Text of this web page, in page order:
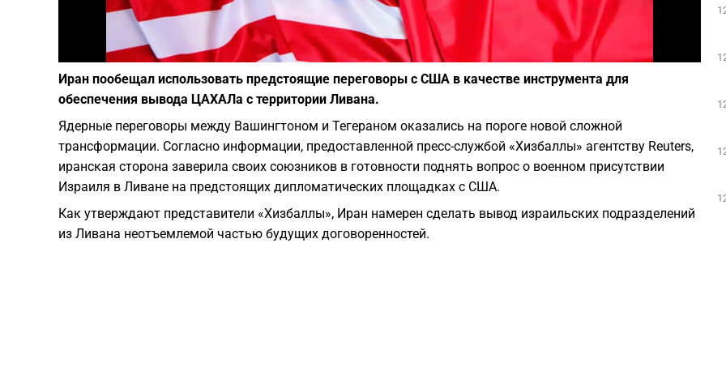
Фото: Depositphotos
Иран пообещал использовать предстоящие переговоры с США в качестве инструмента для
обеспечения вывода ЦАХАЛа с территории Ливана.
Ядерные переговоры между Вашингтоном и Тегераном оказались на пороге новой сложной
трансформации. Согласно информации, предоставленной пресс-службой «Хизбаллы» агентству Reuters,
иранская сторона заверила своих союзников в готовности поднять вопрос о военном присутствии
Израиля в Ливане на предстоящих дипломатических площадках с США.
Как утверждают представители «Хизбаллы», Иран намерен сделать вывод израильских подразделений
из Ливана неотъемлемой частью будущих договоренностей.